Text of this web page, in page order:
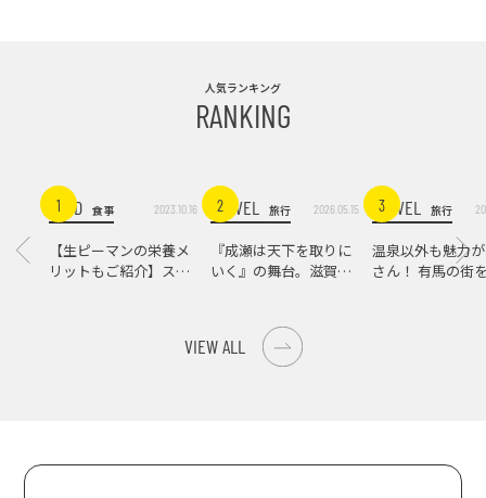
人気ランキング
RANKING
1FOOD 食事 2023.10.16
【生ピーマンの栄養メ
リットもご紹介】スパ
2
TRAVEL 旅行 2026.05.15
『成瀬は天下を取りに
いく』の舞台。滋賀県
3
TRAVEL 旅行
温泉以外も魅力
さん！ 有馬の街
VIEW ALL